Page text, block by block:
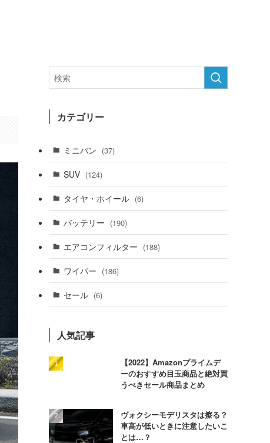
カテゴリー
ミニバン (37)
SUV (124)
タイヤ・ホイール (6)
バッテリー (190)
エアコンフィルター (188)
ワイパー (186)
セール (6)
人気記事
【2022】Amazonプライムデ
ーのおすすめ目玉商品と絶対買
うべきセール商品まとめ
ヴォクシーモデリスタは擦る？
車高が低いときに注意したいこ
とは…？